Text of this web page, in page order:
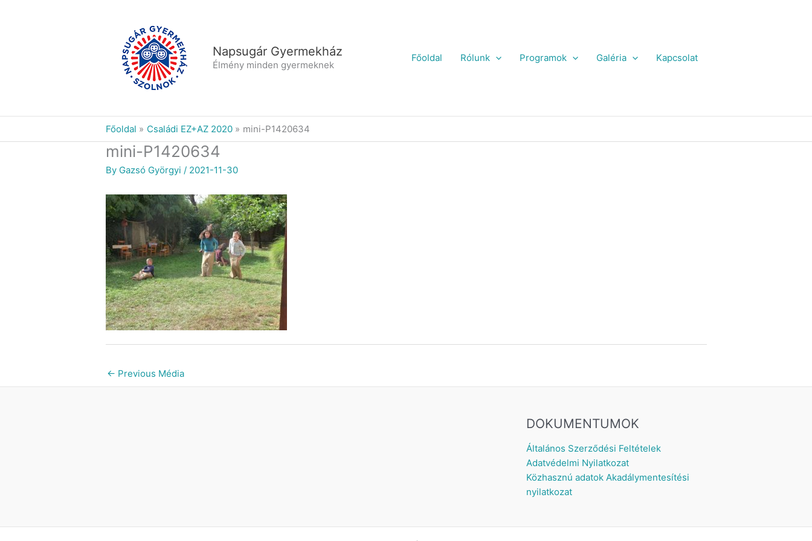
Napsugár Gyermekház
Élmény minden gyermeknek
Főoldal Rólunk Programok Galéria Kapcsolat
Főoldal Családi EZ+AZ 2020 mini-P1420634
mini-P1420634
By Gazsó Györgyi / 2021-11-30
← Previous Média
DOKUMENTUMOK
Általános Szerződési Feltételek
Adatvédelmi Nyilatkozat
Közhasznú adatok Akadálymentesítési
nyilatkozat